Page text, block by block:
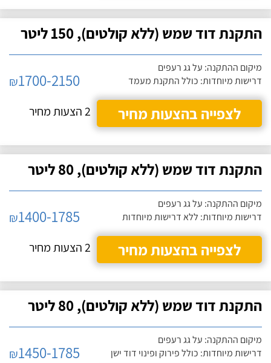
התקנת דוד שמש (ללא קולטים), 150 ליטר
מיקום ההתקנה: על גג רעפים
דרישות מיוחדות: כולל התקנת מעמד
₪1700-2150
לצפייה בהצעות מחיר
2 הצעות מחיר
התקנת דוד שמש (ללא קולטים), 80 ליטר
מיקום ההתקנה: על גג רעפים
דרישות מיוחדות: ללא דרישות מיוחדות
₪1400-1785
לצפייה בהצעות מחיר
2 הצעות מחיר
התקנת דוד שמש (ללא קולטים), 80 ליטר
מיקום ההתקנה: על גג רעפים
דרישות מיוחדות: כולל פירוק ופינוי דוד ישן
₪1450-1785